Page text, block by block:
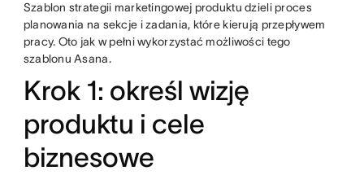
Szablon strategii marketingowej produktu dzieli proces
planowania na sekcje i zadania, które kierują przepływem
pracy. Oto jak w pełni wykorzystać możliwości tego
szablonu Asana.
Krok 1: określ wizję
produktu i cele
biznesowe